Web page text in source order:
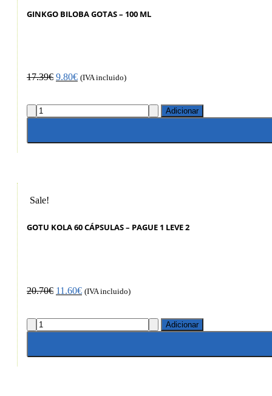
GINKGO BILOBA GOTAS – 100 ML
17.39€ 9.80€ (IVA incluido)
Adicionar
Sale!
GOTU KOLA 60 CÁPSULAS – PAGUE 1 LEVE 2
20.70€ 11.60€ (IVA incluido)
Adicionar